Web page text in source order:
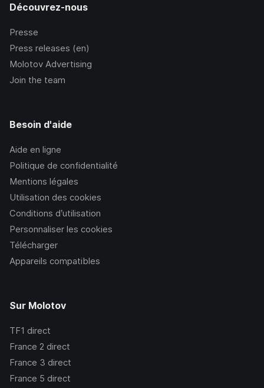
Découvrez-nous
Presse
Press releases (en)
Molotov Advertising
Join the team
Besoin d'aide
Aide en ligne
Politique de confidentialité
Mentions légales
Utilisation des cookies
Conditions d’utilisation
Personnaliser les cookies
Télécharger
Appareils compatibles
Sur Molotov
TF1 direct
France 2 direct
France 3 direct
France 5 direct